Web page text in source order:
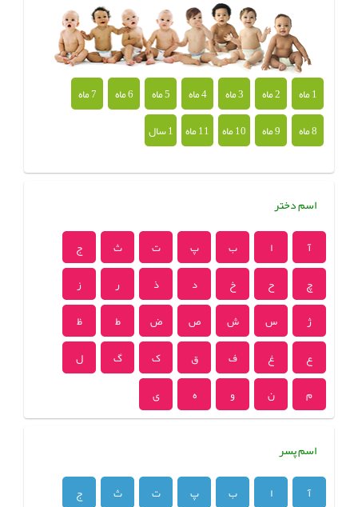
1 ماه 2 ماه 3 ماه 4 ماه 5 ماه 6 ماه
7 ماه
8 ماه
9 ماه 10 ماه 11 ماه 1 سال
اسم دختر
آ ا ب پ ت ث
ج
چ
ح خ د ذ ر
ز
ژ
س ش ص ض ط
ظ
ع
غ ف ق ک گ
ل
م
ن و ه ی
اسم پسر
آ ا ب پ ت ث
ج